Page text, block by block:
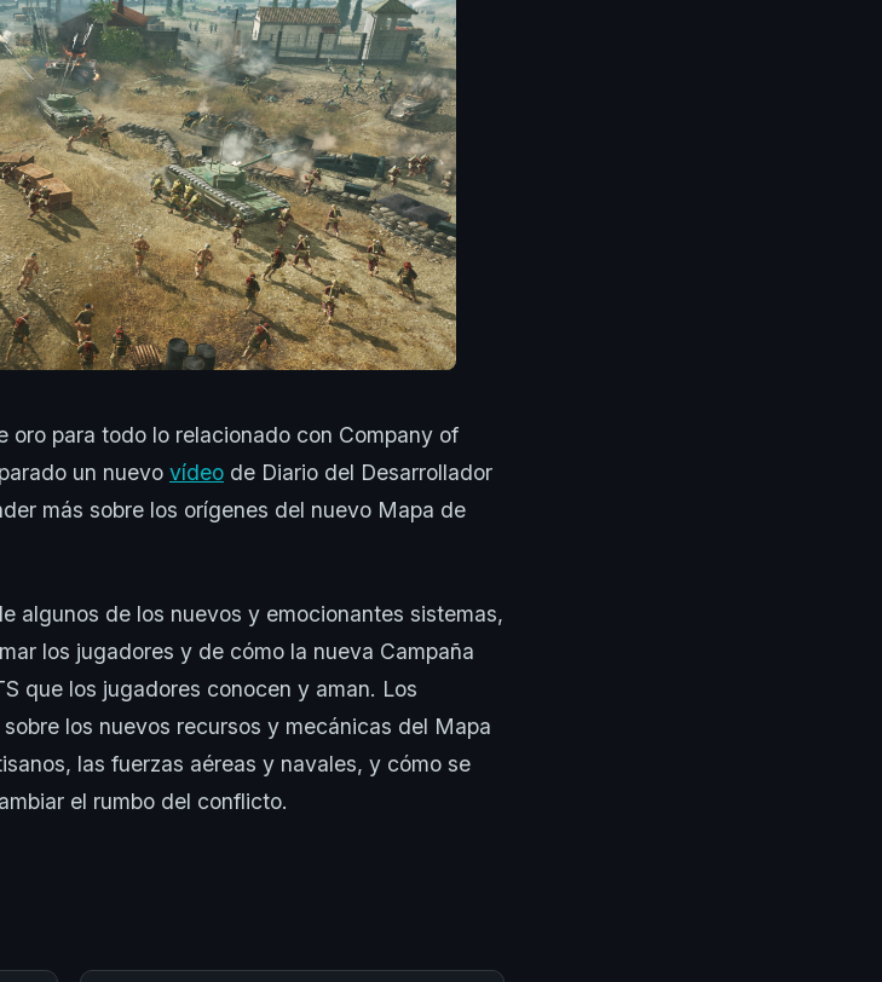
oro para todo lo relacionado con Company of
un nuevo vídeo de Diario del Desarrollador
más sobre los orígenes del nuevo Mapa de
algunos de los nuevos y emocionantes sistemas,
los jugadores y de cómo la nueva Campaña
que los jugadores conocen y aman. Los
los nuevos recursos y mecánicas del Mapa
las fuerzas aéreas y navales, y cómo se
el rumbo del conflicto.